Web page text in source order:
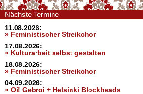
Nächste Termine
11.08.2026:
» Feministischer Streikchor
17.08.2026:
» Kulturarbeit selbst gestalten
18.08.2026:
» Feministischer Streikchor
04.09.2026:
» Oi! Gebroi + Helsinki Blockheads